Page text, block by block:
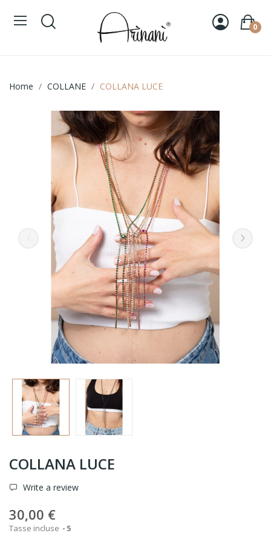
0
Home COLLANE COLLANA LUCE
COLLANA LUCE
Write a review
30,00 €
Tasse incluse 5